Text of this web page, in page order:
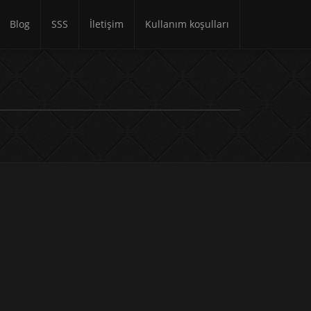
Blog SSS İletişim Kullanım koşulları